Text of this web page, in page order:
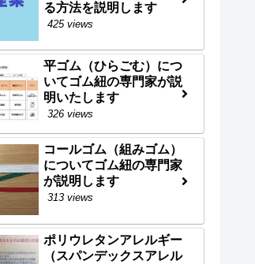
る方法を説明します
425 views
平ゴム（ひらごむ）につ
いてゴム紐の専門家が説
明いたします
326 views
コールゴム（組みゴム）
についてゴム紐の専門家
が説明します
313 views
ポリウレタンアレルギー
（スパンデックスアレル